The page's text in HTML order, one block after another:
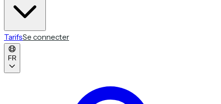
TarifsSe connecter
FR